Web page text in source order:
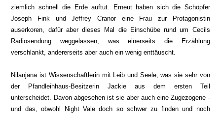
ziemlich schnell die Erdeauftut. Erneut haben sich die Schöpfer
Joseph Fink undJeffrey Cranor eine Frau zur Protagonistin
auserkoren, dafür aberdieses Mal die Einschübe rund um Cecils
Radiosendung weggelassen, was einerseits die Erzählung
verschlankt, andererseits aber auch ein wenig enttäuscht.
Nilanjana ist Wissenschaftlerin mit Leib und Seele, was sie sehr von
der Pfandleihhaus-Besitzerin Jackie aus dem ersten Teil
unterscheidet. Davon abgesehen ist sie aber auch eine Zugezogene -
und das, obwohl Night Vale doch so schwer zu finden und noch